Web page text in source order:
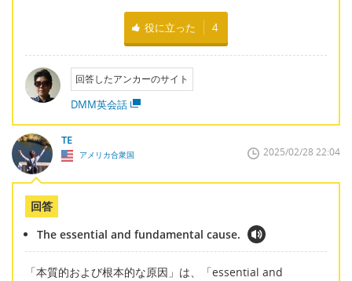
役に立った 4
回答したアンカーのサイト
DMM英会話
TE
アメリカ合衆国 2025/02/28 22:04
回答
The essential and fundamental cause.
「本質的および根本的な原因」は、「essential and